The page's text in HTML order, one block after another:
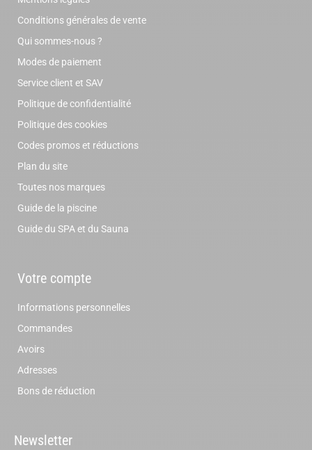
Conditions générales de vente
Qui sommes-nous ?
Modes de paiement
Service client et SAV
Politique de confidentialité
Politique des cookies
Codes promos et réductions
Plan du site
Toutes nos marques
Guide de la piscine
Guide du SPA et du Sauna
Votre compte
Informations personnelles
Commandes
Avoirs
Adresses
Bons de réduction
Newsletter